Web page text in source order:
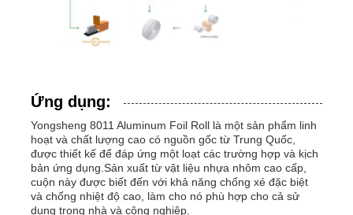
Ứng dụng:
Yongsheng 8011 Aluminum Foil Roll là một sản phẩm linh
hoạt và chất lượng cao có nguồn gốc từ Trung Quốc,
được thiết kế để đáp ứng một loạt các trường hợp và kịch
bản ứng dụng.Sản xuất từ vật liệu nhựa nhôm cao cấp,
cuộn này được biết đến với khả năng chống xé đặc biệt
và chống nhiệt độ cao, làm cho nó phù hợp cho cả sử
dụng trong nhà và công nghiệp.